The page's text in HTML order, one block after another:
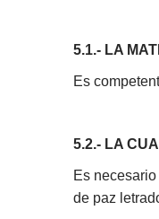
5.1.- LA
Es
5.2.- LA
Es
de paz